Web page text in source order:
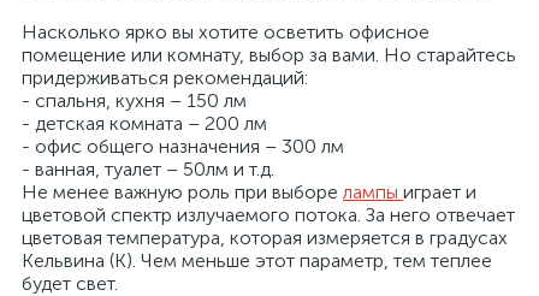
Насколько ярко вы хотите осветить офисное
помещение или комнату, выбор за вами. Но старайтесь
придерживаться рекомендаций:
- спальня, кухня – 150 лм
- детская комната – 200 лм
- офис общего назначения – 300 лм
- ванная, туалет – 50лм и т.д.
Не менее важную роль при выборе лампы играет и
цветовой спектр излучаемого потока. За него отвечает
цветовая температура, которая измеряется в градусах
Кельвина (К). Чем меньше этот параметр, тем теплее
будет свет.